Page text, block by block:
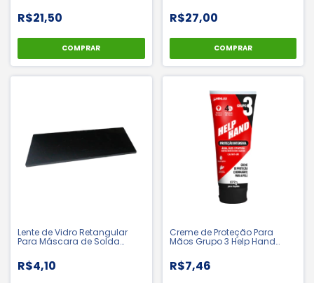
R$21,50
COMPRAR
R$27,00
COMPRAR
Lente de Vidro Retangular
Para Máscara de Solda
R$4,10
Creme de Proteção Para
Mãos Grupo 3 Help Hand
R$7,46